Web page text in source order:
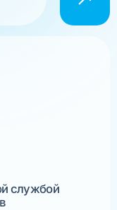
службой